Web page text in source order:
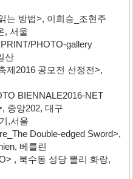
는 방법>, 이희승_조현주
, 서울
PHOTO-gallery
산
제2016 공모전 선정전>,
BIENNALE2016-NET
중앙202, 대구
,서울
Double-edged Sword>,
베를린
, 북수동 성당 뽈리 화랑,